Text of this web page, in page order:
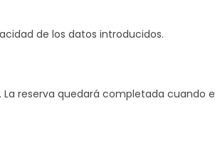
de los datos introducidos.
reserva quedará completada cuando